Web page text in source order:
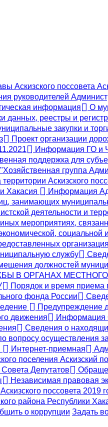
Аскизского поссовета
руководителей
информация
О
данных, реестры и
закупки и
Проект организации
Информация ГО и
поддержка для
группа
Аскизского
Хакасия
Информация
занимающих
деятельности и
мероприятиях,
службу
должностей
В ОРГАНАХ
Порядок и время приема
фонда России
Предупреждение
движения
Информация
Сведения о
вопросу осуществления
Интернет-приемная
поселения Аскизский
Депутатов
Независимая правовая
поссовета 2019
района
о коррупции Задать